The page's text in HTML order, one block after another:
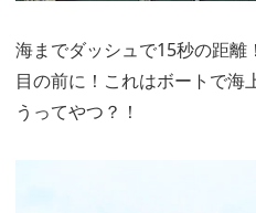
海までダッシュで15秒の距
目の前に！これはボートで海
うってやつ？！